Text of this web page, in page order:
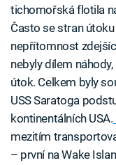
tichomořská flotila
Často se stran
nepřítomnost
nebyly dílem
útok. Celkem byly
USS Saratoga
kontinentálních USA.
mezitím
– první na Wake